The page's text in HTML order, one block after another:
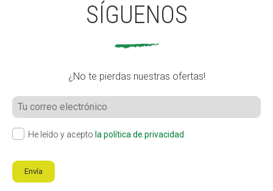
SÍGUENOS
¿No te pierdas nuestras ofertas!
He leído y acepto la política de privacidad
Envía